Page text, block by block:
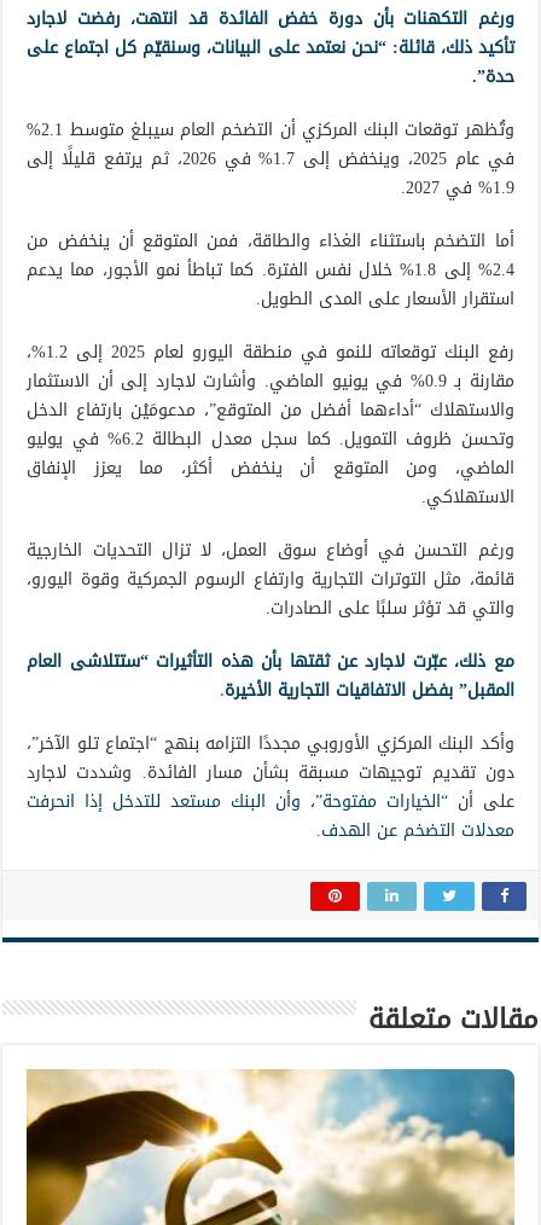
ورغم التكهنات بأن دورة خفض الفائدة قد انتهت، رفضت لاجارد
تأكيد ذلك، قائلة: “نحن نعتمد على البيانات، وسنقيّم كل اجتماع على
حدة”.
وتُظهر توقعات البنك المركزي أن التضخم العام سيبلغ متوسط 2.1%
في عام 2025، وينخفض إلى 1.7% في 2026، ثم يرتفع قليلًا إلى
1.9% في 2027.
أما التضخم باستثناء الغذاء والطاقة، فمن المتوقع أن ينخفض من
2.4% إلى 1.8% خلال نفس الفترة. كما تباطأ نمو الأجور، مما يدعم
استقرار الأسعار على المدى الطويل.
رفع البنك توقعاته للنمو في منطقة اليورو لعام 2025 إلى 1.2%،
مقارنة بـ 0.9% في يونيو الماضي. وأشارت لاجارد إلى أن الاستثمار
والاستهلاك “أداءهما أفضل من المتوقع”، مدعومَيْن بارتفاع الدخل
وتحسن ظروف التمويل. كما سجل معدل البطالة 6.2% في يوليو
الماضي، ومن المتوقع أن ينخفض أكثر، مما يعزز الإنفاق
الاستهلاكي.
ورغم التحسن في أوضاع سوق العمل، لا تزال التحديات الخارجية
قائمة، مثل التوترات التجارية وارتفاع الرسوم الجمركية وقوة اليورو،
والتي قد تؤثر سلبًا على الصادرات.
مع ذلك، عبّرت لاجارد عن ثقتها بأن هذه التأثيرات “ستتلاشى العام
المقبل” بفضل الاتفاقيات التجارية الأخيرة.
وأكد البنك المركزي الأوروبي مجددًا التزامه بنهج “اجتماع تلو الآخر”،
دون تقديم توجيهات مسبقة بشأن مسار الفائدة. وشددت لاجارد
على أن“الخيارات مفتوحة”، وأن البنك مستعد للتدخل إذا انحرفت
معدلات التضخم عن الهدف.
مقالات متعلقة